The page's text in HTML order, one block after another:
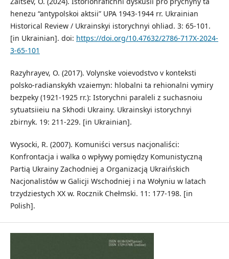
henezu “antypolskoi aktsii” UPA 1943-1944 rr. Ukrainian
Historical Review / Ukrainskyi istorychnyi ohliad. 3: 65-101.
[in Ukrainian]. doi: https://doi.org/10.47632/2786-717X-2024-
3-65-101
Razyhrayev, O. (2017). Volynske voievodstvo v konteksti
polsko-radianskykh vzaiemyn: hlobalni ta rehionalni vymiry
bezpeky (1921-1925 rr.): Istorychni paraleli z suchasnoiu
sytuatsiieiu na Skhodi Ukrainy. Ukrainskyi istorychnyi
zbirnyk. 19: 211-229. [in Ukrainian].
Wysocki, R. (2007). Komuniści versus nacjonaliści:
Konfrontacja i walka o wpływy pomiędzy Komunistyczną
Partią Ukrainy Zachodniej a Organizacją Ukraińskich
Nacjonalistόw w Galicji Wschodniej i na Wołyniu w latach
trzydziestych XX w. Rocznik Chełmski. 11: 177-198. [in
Polish].